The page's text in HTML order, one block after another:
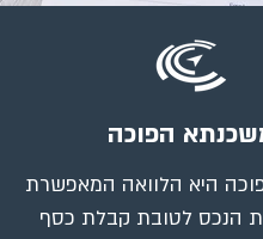
הפוכה
היא הלוואה המאפשרת
הנכס לטובת קבלת כסף